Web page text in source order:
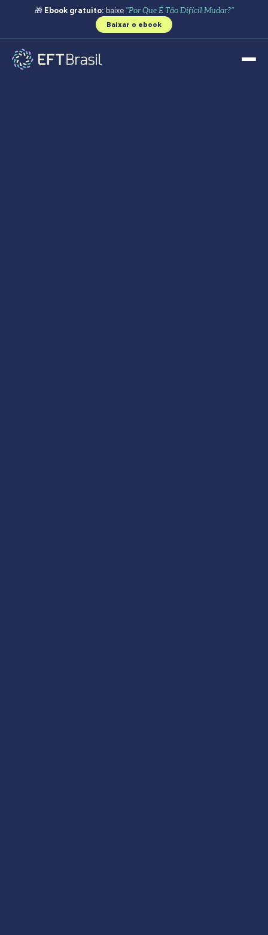
🎁 Ebook gratuito: baixe "Por Que É Tão Difícil Mudar?"
Baixar o ebook